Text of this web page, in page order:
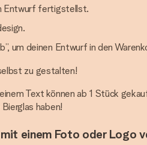
Entwurf fertigstellst.
um deinen Entwurf in den
zu gestalten!
Text können ab 1 Stück
haben!
einem Foto oder Logo